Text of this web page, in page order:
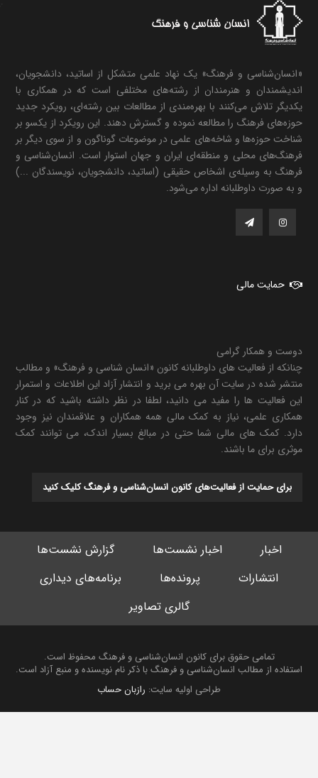
«انسان‌شناسی و فرهنگ» یک نهاد علمی متشکل از اساتید، دانشجویان،
اندیشمندان و هنرمندان از رشته‌های مختلفی است که در همکاری با
یکدیگر تلاش می‌کنند با بهره‌مندی از مطالعات بین رشته‌ای، رویکرد جدید
حوزه‌های فرهنگ را مطالعه نموده و گسترش دهند. این رویکرد از یکسو بر
شناخت حوزه‌ها و شاخه‌های علمی در موضوعات گوناگون و از سوی دیگر بر
فرهنگ‌های محلی و منطقه‌ای ایران و جهان استوار است. انسان‌شناسی و
فرهنگ به وسیله‌ی اشخاص حقیقی (اساتید، دانشجویان، نویسندگان ...)
و به صورت داوطلبانه اداره می‌شود.
حمایت مالی
دوست و همکار گرامی
چنانکه از فعالیت های داوطلبانه کانون «انسان شناسی و فرهنگ» و مطالب
منتشر شده در سایت آن بهره می برید و انتشار آزاد این اطلاعات و استمرار
این فعالیت ها را مفید می دانید، لطفا در نظر داشته باشید که در کنار
همکاری علمی، نیاز به کمک مالی همه همکاران و علاقمندان نیز وجود
دارد. کمک های مالی شما حتی در مبالغ بسیار اندک، می توانند کمک
موثری برای ما باشند.
برای حمایت از فعالیت‌های کانون انسان‌شناسی و فرهنگ کلیک کنید
اخبار اخبار نشست‌ها
گزارش نشست‌ها
انتشارات
پرونده‌ها
برنامه‌های دیداری
گالری تصاویر
تمامی حقوق برای کانون انسان‌شناسی و فرهنگ محفوظ است.
استفاده از مطالب انسان‌شناسی و فرهنگ با ذکر نام نویسنده و منبع آزاد است.
طراحی اولیه سایت:رازبان حساب